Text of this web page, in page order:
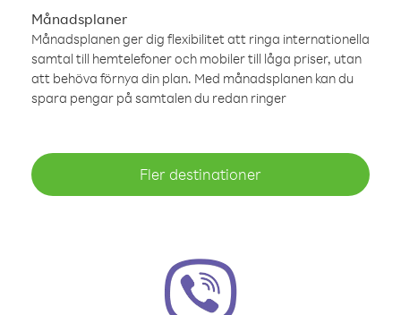
Månadsplaner
Månadsplanen ger dig flexibilitet att ringa internationella
samtal till hemtelefoner och mobiler till låga priser, utan
att behöva förnya din plan. Med månadsplanen kan du
spara pengar på samtalen du redan ringer
Fler destinationer